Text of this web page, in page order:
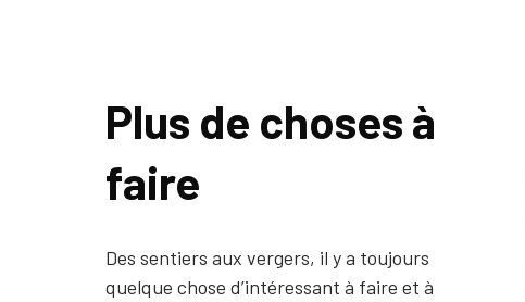
Plus de choses à
faire
Des sentiers aux vergers, il y a toujours
quelque chose d’intéressant à faire et à